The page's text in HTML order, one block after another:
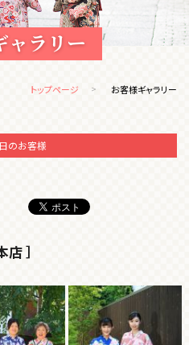
ャラリー
トップページ お客様ギャラリー
のお客様
店 ］